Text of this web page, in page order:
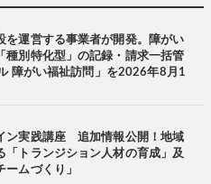
を運営する事業者が開発。障がい
種別特化型」の記録・請求一括管
障がい福祉訪問」を2026年8月1
ン実践講座 追加情報公開！地域
「トランジション人材の育成」及
ムづくり」